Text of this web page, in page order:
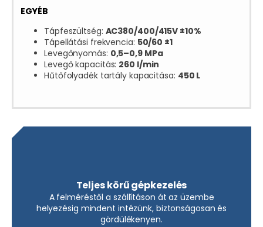
EGYÉB
Tápfeszültség: AC380/400/415V ±10%
Tápellátási frekvencia: 50/60 ±1
Levegőnyomás: 0,5–0,9 MPa
Levegő kapacitás: 260 l/min
Hűtőfolyadék tartály kapacitása: 450 L
Teljes körű gépkezelés
A felméréstől a szállításon át az üzembe
helyezésig mindent intézünk, biztonságosan és
gördülékenyen.